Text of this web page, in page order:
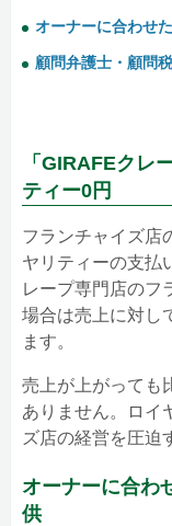
オーナーに合わせ
顧問弁護士・顧問
「GIRAFEクレ
ティー0円
フランチャイズ店
ヤリティーの支払
レープ専門店のフ
場合は売上に対し
ます。
売上が上がっても
ありません。ロイ
ズ店の経営を圧迫
オーナーに合わ
供